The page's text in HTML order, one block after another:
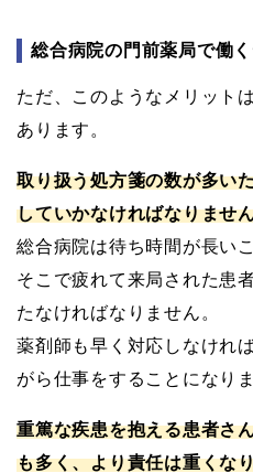
総合病院の門前薬局で働
ただ、このようなメリット
あります。
取り扱う処方箋の数が多い
していかなければなりませ
総合病院は待ち時間が長い
そこで疲れて来局された患
たなければなりません。
薬剤師も早く対応しなけれ
がら仕事をすることになりま
重篤な疾患を抱える患者さ
も多く、より責任は重くな